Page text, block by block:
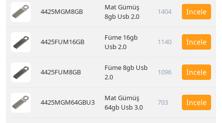
4425MGM8GB
Mat Gümüş
8gb Usb 2.0
1404 İncele
4425FUM16GB
Füme 16gb
Usb 2.0
1140 İncele
4425FUM8GB
Füme 8gb Usb
2.0
1096 İncele
4425MGM64GBU3
Mat Gümüş
64gb Usb 3.0
703 İncele